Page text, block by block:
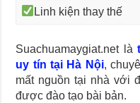
Linh kiện thay thế
Suachuamaygiat.net là
uy tín tại Hà Nội,
mất nguồn tại nhà với
được đào tạo bài bản.